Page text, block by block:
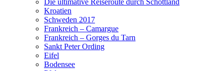
Kroatien
Schweden 2017
Frankreich – Camargue
Frankreich – Gorges du Tarn
Sankt Peter Ording
Eifel
Bodensee